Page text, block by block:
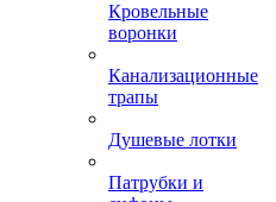
Кровельные
воронки
Канализационные
трапы
Душевые лотки
Патрубки и